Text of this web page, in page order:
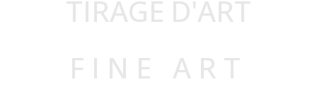
TIRAGE D'ART
FINE ART